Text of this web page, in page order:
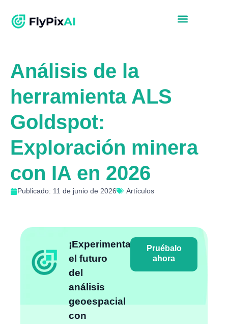
Análisis de la
herramienta ALS
Goldspot:
Exploración minera
con IA en 2026
Publicado: 11 de junio de 2026 Artículos
¡Experimenta
el futuro
del
análisis
geoespacial
con
Pruébalo
ahora